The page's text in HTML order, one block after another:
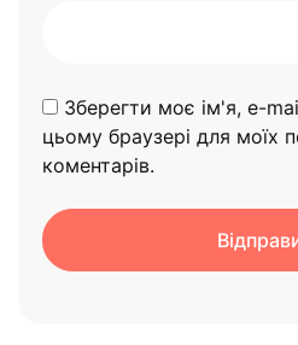
Зберегти моє ім'я, e-
цьому браузері для моїх
коментарів.